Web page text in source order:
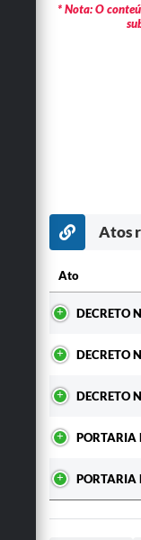
* Nota: O
Atos
Ato
DECRETO
DECRETO
DECRETO
PORTARIA
PORTARIA